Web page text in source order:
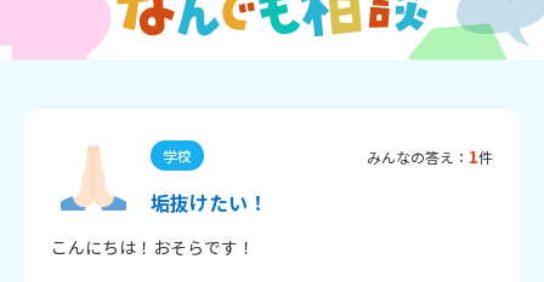
学校 みんなの答え： 1件
垢抜けたい！
こんにちは！おそらです！